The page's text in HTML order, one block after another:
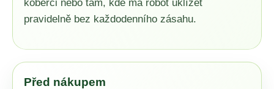
i
s
koberci nebo tam, kde má robot uklízet
pravidelně bez každodenního zásahu.
Před nákupem